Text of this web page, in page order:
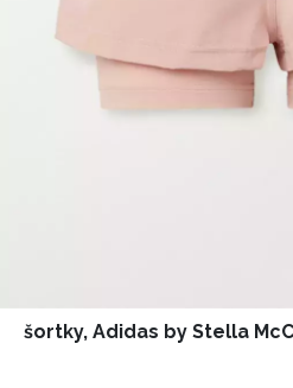
šortky, Adidas by Stella